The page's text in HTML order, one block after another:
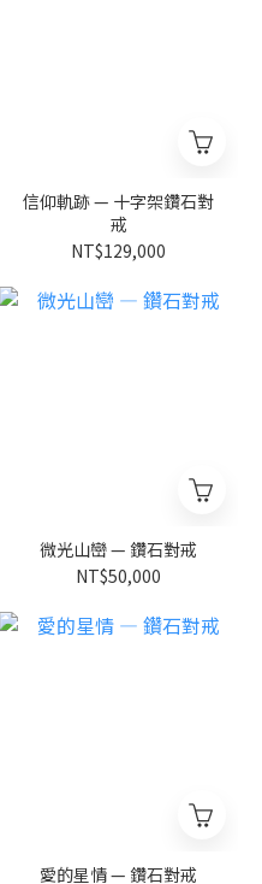
信仰軌跡 — 十字架鑽石對
戒
NT$129,000
微光山巒 — 鑽石對戒
NT$50,000
愛的星情 — 鑽石對戒